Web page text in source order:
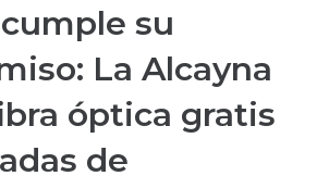
su
La Alcayna
óptica gratis
de